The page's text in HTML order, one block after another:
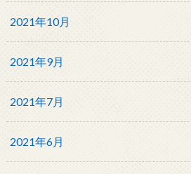
2021年10月
2021年9月
2021年7月
2021年6月